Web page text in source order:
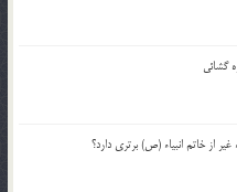
گشائی
از خاتم انبیاء (ص) برتری دارد؟